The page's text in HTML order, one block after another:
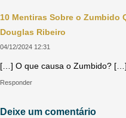
10 Mentiras Sobre o Zumbido
Douglas Ribeiro
04/12/2024 12:31
[…] O que causa o Zumbido? […]
Responder
Deixe um comentário